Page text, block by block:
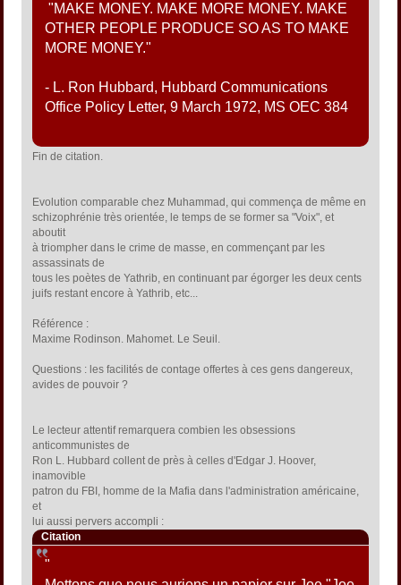
"MAKE MONEY. MAKE MORE MONEY. MAKE
OTHER PEOPLE PRODUCE SO AS TO MAKE
MORE MONEY."
- L. Ron Hubbard, Hubbard Communications
Office Policy Letter, 9 March 1972, MS OEC 384
Fin de citation.
Evolution comparable chez Muhammad, qui commença de même en
schizophrénie très orientée, le temps de se former sa "Voix", et
aboutit
à triompher dans le crime de masse, en commençant par les
assassinats de
tous les poètes de Yathrib, en continuant par égorger les deux cents
juifs restant encore à Yathrib, etc...
Référence :
Maxime Rodinson. Mahomet. Le Seuil.
Questions : les facilités de contage offertes à ces gens dangereux,
avides de pouvoir ?
Le lecteur attentif remarquera combien les obsessions
anticommunistes de
Ron L. Hubbard collent de près à celles d'Edgar J. Hoover,
inamovible
patron du FBI, homme de la Mafia dans l'administration américaine,
et
lui aussi pervers accompli :
Citation
"